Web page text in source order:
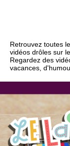
Retrouvez toutes
vidéos drôles sur
Regardez des
vacances,